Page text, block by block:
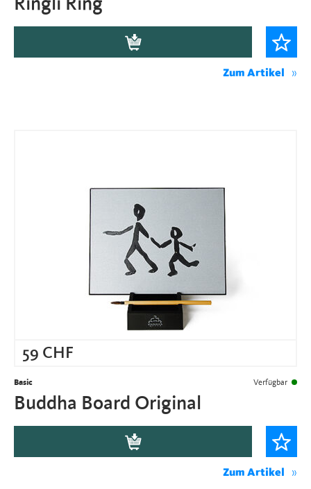
Ringli Ring
Zum Artikel
59 CHF
Basic Verfügbar
Buddha Board Original
Zum Artikel